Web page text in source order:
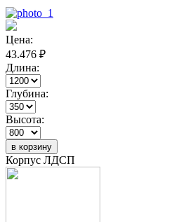
Цена:
43.476 ₽
Длина:
Глубина:
Высота:
в корзину
Корпус ЛДСП